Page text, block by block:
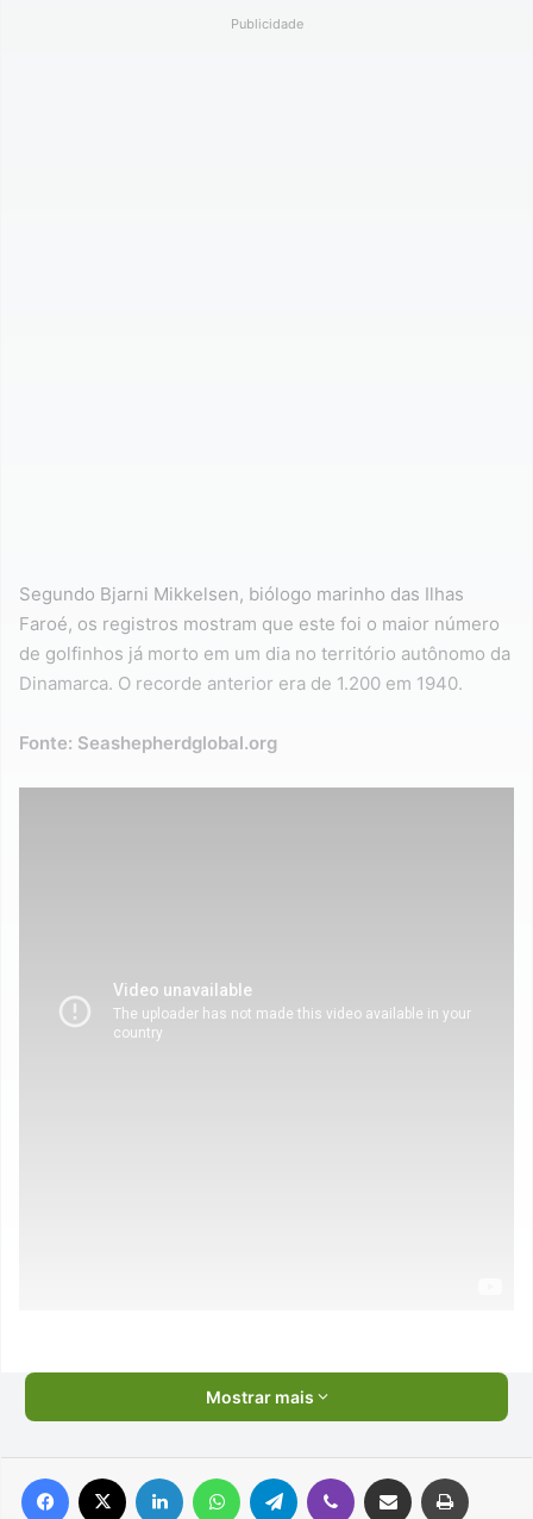
Publicidade
Segundo Bjarni Mikkelsen, biólogo marinho das Ilhas
Faroé, os registros mostram que este foi o maior número
de golfinhos já morto em um dia no território autônomo da
Dinamarca. O recorde anterior era de 1.200 em 1940.
Fonte: Seashepherdglobal.org
Mostrar mais
Facebook Linkedin WhatsAppTelegram Viber Compartilhar via e-mail